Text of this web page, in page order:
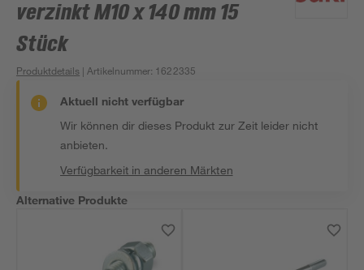
verzinkt M10 x 140 mm 15
Stück
Produktdetails | Artikelnummer: 1622335
Aktuell nicht verfügbar
Wir können dir dieses Produkt zur Zeit leider nicht
anbieten.
Verfügbarkeit in anderen Märkten
Alternative Produkte